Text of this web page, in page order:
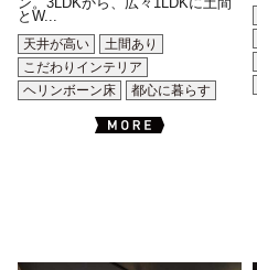
ン。3LDKから、広々1LDKに土間
とW...
天井が高い
土間あり
こだわりインテリア
ヘリンボーン床
都心に暮らす